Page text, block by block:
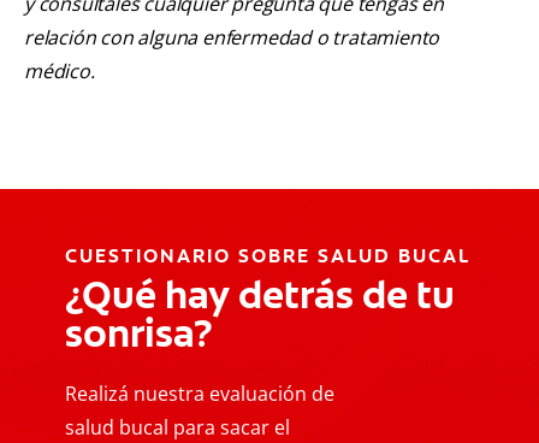
relación con alguna enfermedad o tratamiento
médico.
CUESTIONARIO SOBRE SALUD BUCAL
¿Qué hay detrás de tu
sonrisa?
Realizá nuestra evaluación de
salud bucal para sacar el